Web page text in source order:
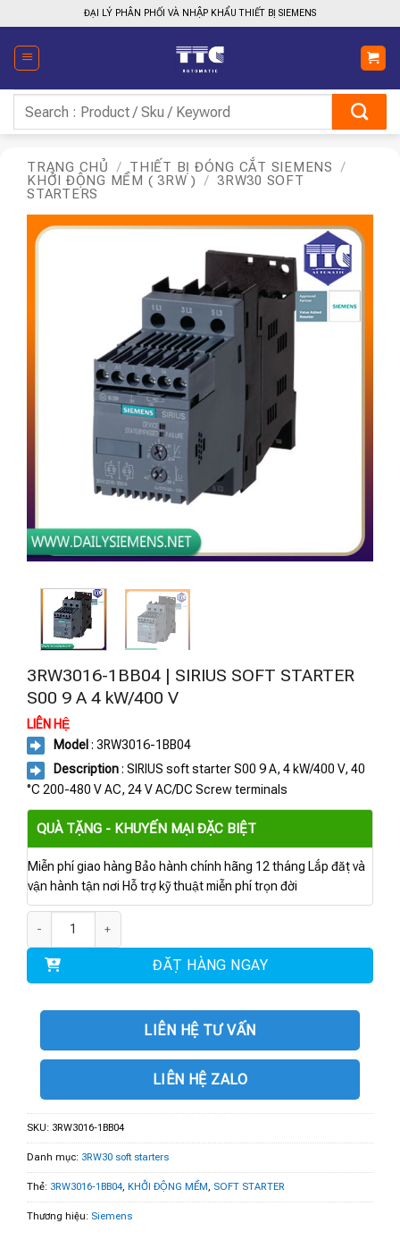
qua
nội
dung
ĐẠI LÝ PHÂN PHỐI VÀ NHẬP KHẨU THIẾT BỊ SIEMENS
kiếm:
TRANG CHỦ / THIẾT BỊ ĐÓNG CẮT SIEMENS
/
KHỞI ĐỘNG MỀM ( 3RW )
/ 3RW30 SOFT
STARTERS
3RW3016-1BB04 | SIRIUS SOFT STARTER
S00 9 A 4 kW/400 V
LIÊN HỆ
Model : 3RW3016-1BB04
Description: SIRIUS soft starter S00 9 A, 4 kW/400 V, 40
°C 200-480 V AC, 24 V AC/DC Screw terminals
QUÀ TẶNG - KHUYẾN MẠI ĐẶC BIỆT
Miễn phí giao hàng Bảo hành chính hãng 12 tháng Lắp đặt và
vận hành tận nơi Hỗ trợ kỹ thuật miễn phí trọn đời
ĐẶT HÀNG NGAY
LIÊN HỆ TƯ VẤN
LIÊN HỆ ZALO
SKU: 3RW3016-1BB04
Danh mục: 3RW30 soft starters
Thẻ: 3RW3016-1BB04, KHỞI ĐỘNG MỀM, SOFT STARTER
Thương hiệu: Siemens